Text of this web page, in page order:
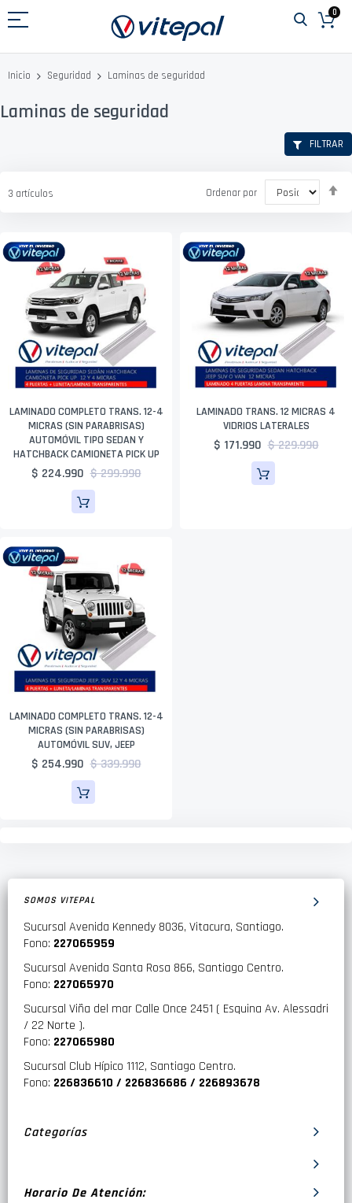
al
0
Inicio Seguridad Laminas de seguridad
Laminas de seguridad
3 artículos Ordenar por
LAMINADO COMPLETO TRANS. 12-4
MICRAS (SIN PARABRISAS)
AUTOMÓVIL TIPO SEDAN Y
HATCHBACK CAMIONETA PICK UP
$ 224.990 $ 299.990
LAMINADO TRANS. 12 MICRAS 4
VIDRIOS LATERALES
$ 171.990 $ 229.990
LAMINADO COMPLETO TRANS. 12-4
MICRAS (SIN PARABRISAS)
AUTOMÓVIL SUV, JEEP
$ 254.990 $ 339.990
FILTRAR
SOMOS VITEPAL
Sucursal Avenida Kennedy 8036, Vitacura, Santiago.
Fono: 227065959
Sucursal Avenida Santa Rosa 866, Santiago Centro.
Fono: 227065970
Sucursal Viña del mar Calle Once 2451 ( Esquina Av. Alessadri
/ 22 Norte ).
Fono: 227065980
Sucursal Club Hípico 1112, Santiago Centro.
Fono: 226836610 / 226836686 / 226893678
Categorías
Horario De Atención: